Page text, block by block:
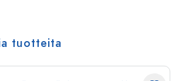
tuotteita